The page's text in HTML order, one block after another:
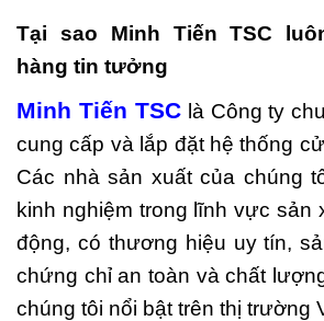
Tại sao Minh Tiến TSC
hàng tin tưởng
Minh Tiến TSClà Công ty
cung cấp và lắp đặt hệ thống
Các nhà sản xuất của chúng
kinh nghiệm trong lĩnh vực sản
động, có thương hiệu uy tín,
chứng chỉ an toàn và chất
chúng tôi nổi bật trên thị trường